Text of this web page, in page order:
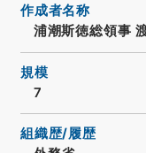
作成者名称
浦潮斯徳総領事
規模
7
組織歴/履歴